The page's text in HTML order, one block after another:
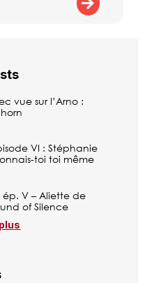
vue sur l’Arno :
VI : Stéphanie
toi toi même
ép. V – Aliette de
of Silence